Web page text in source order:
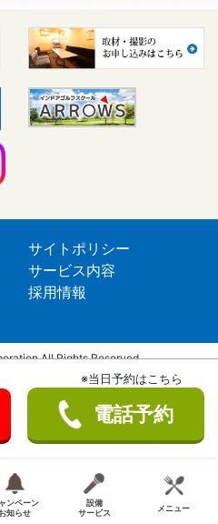
ンペーン
お知らせ
設備
サービス
メニュー
サイトポリシー
サービス内容
採用情報
All Rights Reserved.
※当日予約はこちら
電話予約